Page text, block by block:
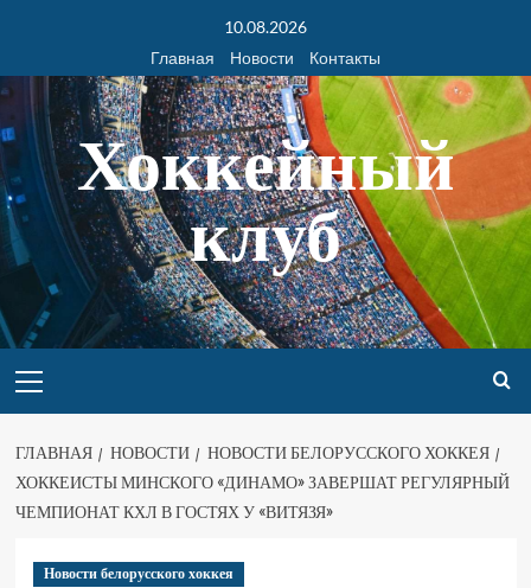
10.08.2026
Главная
Новости Контакты
Хоккейный
клуб
ГЛАВНАЯ НОВОСТИ
НОВОСТИ БЕЛОРУССКОГО ХОККЕЯ
ХОККЕИСТЫ МИНСКОГО «ДИНАМО» ЗАВЕРШАТ РЕГУЛЯРНЫЙ
ЧЕМПИОНАТ КХЛ В ГОСТЯХ У «ВИТЯЗЯ»
Новости белорусского хоккея